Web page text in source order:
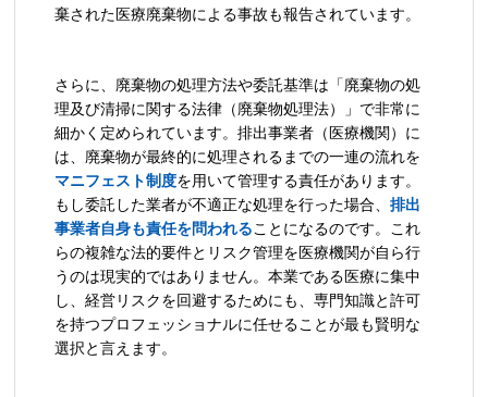
棄された医療廃棄物による事故も報告されています。
さらに、廃棄物の処理方法や委託基準は「廃棄物の処
理及び清掃に関する法律（廃棄物処理法）」で非常に
細かく定められています。排出事業者（医療機関）に
は、廃棄物が最終的に処理されるまでの一連の流れを
マニフェスト制度を用いて管理する責任があります。
もし委託した業者が不適正な処理を行った場合、排出
事業者自身も責任を問われることになるのです。これ
らの複雑な法的要件とリスク管理を医療機関が自ら行
うのは現実的ではありません。本業である医療に集中
し、経営リスクを回避するためにも、専門知識と許可
を持つプロフェッショナルに任せることが最も賢明な
選択と言えます。